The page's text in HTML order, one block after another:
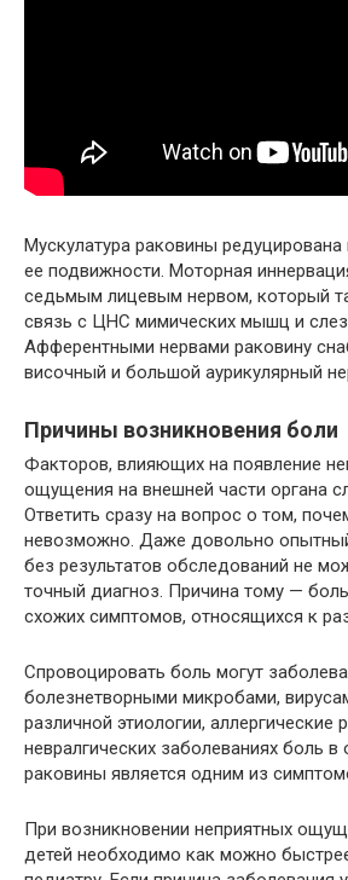
Мускулатура раковины редуцирована
ее подвижности. Моторная
седьмым лицевым нервом, который
связь с ЦНС мимических мышц и
Афферентными нервами раковину
височный и большой аурикулярный
Причины возникновения боли
Факторов, влияющих на появление
ощущения на внешней части органа
Ответить сразу на вопрос о том,
невозможно. Даже довольно
без результатов обследований не
точный диагноз. Причина тому —
схожих симптомов, относящихся к
Спровоцировать боль могут
болезнетворными микробами,
различной этиологии, аллергические
невралгических заболеваниях боль в
раковины является одним из
При возникновении неприятных
детей необходимо как можно